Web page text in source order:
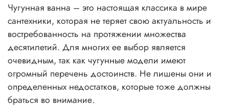
Чугунная ванна – это настоящая классика в мире
сантехники, которая не теряет свою актуальность и
востребованность на протяжении множества
десятилетий. Для многих ее выбор является
очевидным, так как чугунные модели имеют
огромный перечень достоинств. Не лишены они и
определенных недостатков, которые тоже должны
браться во внимание.